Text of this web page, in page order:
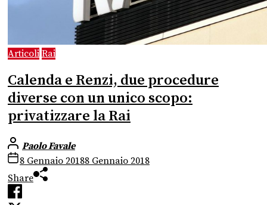
Articoli Rai
Calenda e Renzi, due procedure
diverse con un unico scopo:
privatizzare la Rai
Paolo Favale
8 Gennaio 20188 Gennaio 2018
Share